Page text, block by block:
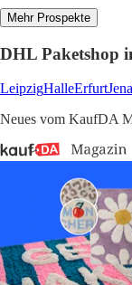
Mehr Prospekte
DHL Paketshop
LeipzigHalleErfurtJena
Neues vom KaufDA